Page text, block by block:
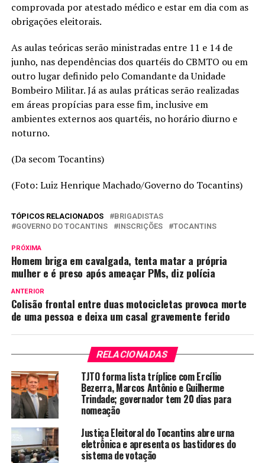
comprovada por atestado médico e estar em dia com as
obrigações eleitorais.
As aulas teóricas serão ministradas entre 11 e 14 de
junho, nas dependências dos quartéis do CBMTO ou em
outro lugar definido pelo Comandante da Unidade
Bombeiro Militar. Já as aulas práticas serão realizadas
em áreas propícias para esse fim, inclusive em
ambientes externos aos quartéis, no horário diurno e
noturno.
(Da secom Tocantins)
(Foto: Luiz Henrique Machado/Governo do Tocantins)
TÓPICOS RELACIONADOS
BRIGADISTAS
GOVERNO DO TOCANTINS
INSCRIÇÕES TOCANTINS
PRÓXIMA
Homem briga em cavalgada, tenta matar a própria
mulher e é preso após ameaçar PMs, diz polícia
ANTERIOR
Colisão frontal entre duas motocicletas provoca morte
de uma pessoa e deixa um casal gravemente ferido
RELACIONADAS
TJTO forma lista tríplice com Ercílio
Bezerra, Marcos Antônio e Guilherme
Trindade; governador tem 20 dias para
nomeação
Justiça Eleitoral do Tocantins abre urna
eletrônica e apresenta os bastidores do
sistema de votação